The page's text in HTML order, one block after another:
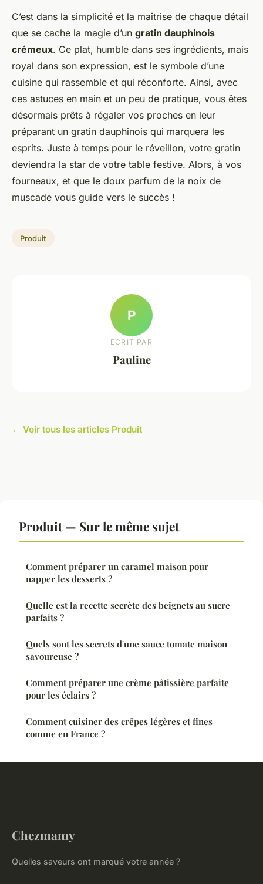
C’est dans la simplicité et la maîtrise de chaque détail
que se cache la magie d’un gratin dauphinois
crémeux. Ce plat, humble dans ses ingrédients, mais
royal dans son expression, est le symbole d’une
cuisine qui rassemble et qui réconforte. Ainsi, avec
ces astuces en main et un peu de pratique, vous êtes
désormais prêts à régaler vos proches en leur
préparant un gratin dauphinois qui marquera les
esprits. Juste à temps pour le réveillon, votre gratin
deviendra la star de votre table festive. Alors, à vos
fourneaux, et que le doux parfum de la noix de
muscade vous guide vers le succès !
Produit
P
ECRIT PAR
Pauline
← Voir tous les articles Produit
Produit — Sur le même sujet
Comment préparer un caramel maison pour
napper les desserts ?
Quelle est la recette secrète des beignets au sucre
parfaits ?
Quels sont les secrets d'une sauce tomate maison
savoureuse ?
Comment préparer une crème pâtissière parfaite
pour les éclairs ?
Comment cuisiner des crêpes légères et fines
comme en France ?
Chezmamy
Quelles saveurs ont marqué votre année ?